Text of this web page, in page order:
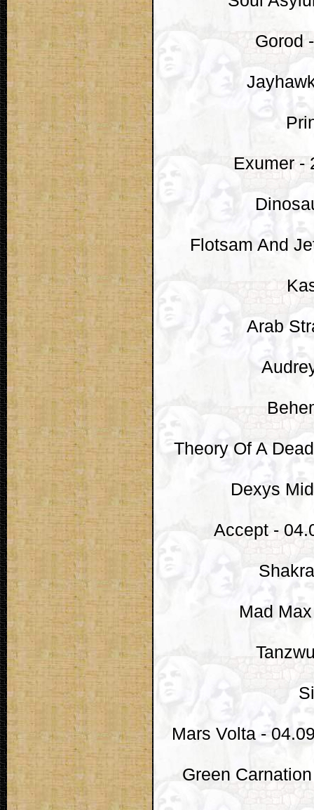
Gorod
Exumer -
Flotsam And
Arab
Theory Of A
Dexys
Accept -
Mad
Mars Volta -
Green